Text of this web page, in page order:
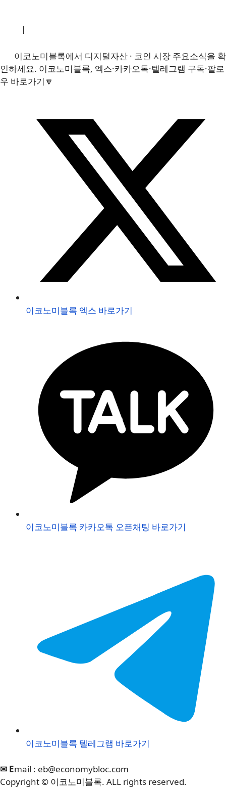
|
이코노미블록에서 디지털자산 · 코인 시장 주요소식을 확
인하세요. 이코노미블록, 엑스·카카오톡·텔레그램 구독·팔로
우 바로가기🔽
이코노미블록 엑스 바로가기
이코노미블록 카카오톡 오픈채팅 바로가기
이코노미블록 텔레그램 바로가기
✉ Email : eb@economybloc.com
Copyright © 이코노미블록. ALL rights reserved.